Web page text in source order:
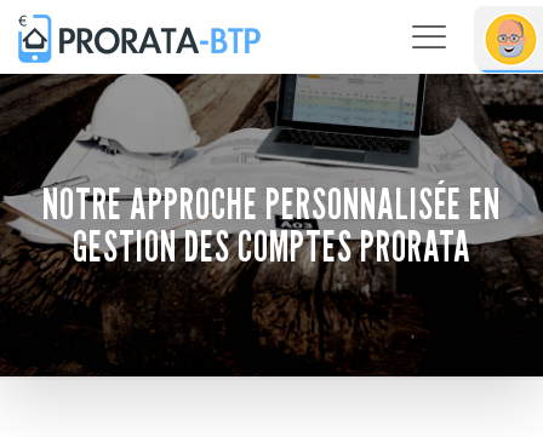
NOTRE APPROCHE PERSONNALISÉE EN
GESTION DES COMPTES PRORATA